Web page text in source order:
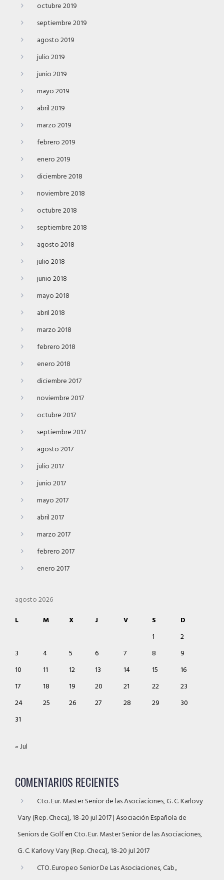
octubre 2019
septiembre 2019
agosto 2019
julio 2019
junio 2019
mayo 2019
abril 2019
marzo 2019
febrero 2019
enero 2019
diciembre 2018
noviembre 2018
octubre 2018
septiembre 2018
agosto 2018
julio 2018
junio 2018
mayo 2018
abril 2018
marzo 2018
febrero 2018
enero 2018
diciembre 2017
noviembre 2017
octubre 2017
septiembre 2017
agosto 2017
julio 2017
junio 2017
mayo 2017
abril 2017
marzo 2017
febrero 2017
enero 2017
agosto 2026
L
M X J V S
D
1
2
3
4 5 6 7 8
9
10
11 12 13 14 15
16
17
18 19 20 21 22
23
24
25 26 27 28 29
30
31
« Jul
COMENTARIOS RECIENTES
Cto. Eur. Master Senior de las Asociaciones, G. C. Karlovy
Vary (Rep. Checa), 18-20 jul 2017 | Asociación Española de
Seniors de GolfenCto. Eur. Master Senior de las Asociaciones,
G. C. Karlovy Vary (Rep. Checa), 18-20 jul 2017
CTO. Europeo Senior De Las Asociaciones, Cab.,